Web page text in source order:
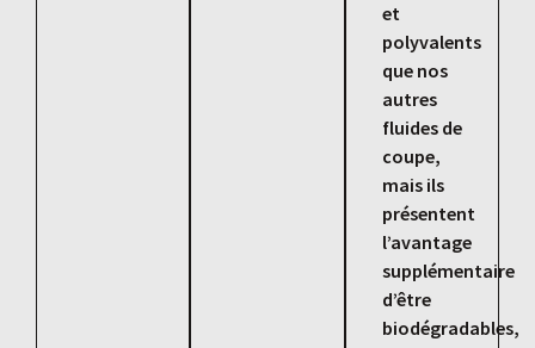
et
polyvalents
que nos
autres
fluides de
coupe,
mais ils
présentent
l’avantage
supplémentaire
d’être
biodégradables,